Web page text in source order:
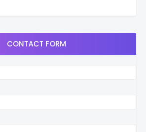
CONTACT FORM